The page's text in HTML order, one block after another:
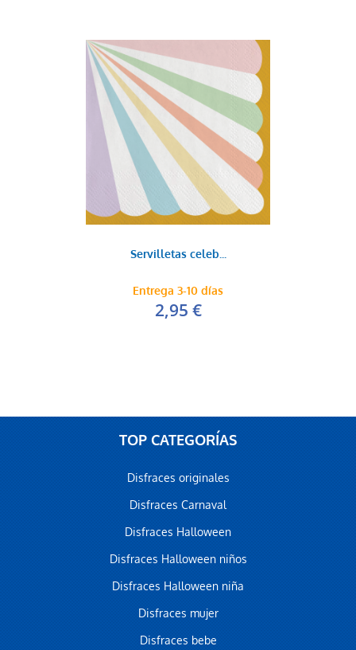
Servilletas celeb...
Entrega 3-10 días
2,95 €
TOP CATEGORÍAS
Disfraces originales
Disfraces Carnaval
Disfraces Halloween
Disfraces Halloween niños
Disfraces Halloween niña
Disfraces mujer
Disfraces bebe